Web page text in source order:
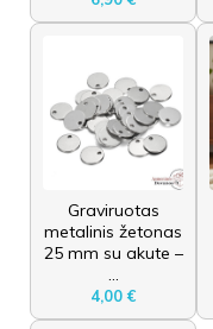
Graviruotas
metalinis žetonas
25 mm su akute –
...
4,00 €